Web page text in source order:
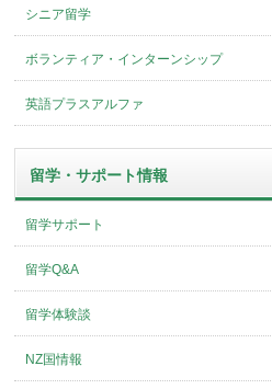
シニア留学
ボランティア・インターンシップ
英語プラスアルファ
留学・サポート情報
留学サポート
留学Q&A
留学体験談
NZ国情報